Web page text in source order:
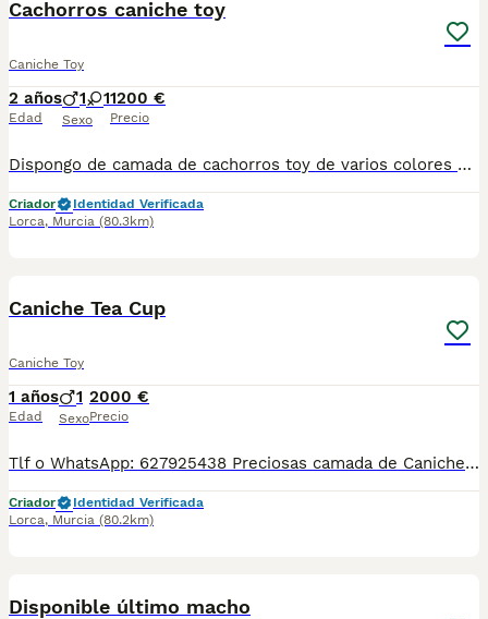
Cachorros caniche toy
Caniche Toy
2 años
Edad
1 1
Sexo
1200 €
Precio
Dispongo de camada de cachorros toy de varios colores y tamaño, soy criador profesional, se entregan con toda documentacion al día y garantía, Para mas información me pueden contactar al tlf 627925438
Criador
Identidad Verificada
Lorca, Murcia (80.3km)
Caniche Tea Cup
Caniche Toy
1 años
Edad
1
Sexo
2000 €
Precio
Tlf o WhatsApp: 627925438 Preciosas camada de Caniche Toy, se entregan con minimo de dos meses y medio de edad y sus vacunas correspondientes, desparasitados interna y externamente, pasaporte y microchip, contrato de compra y garantia de salud. preferiblemente recogida en mano pero también podemos entregar en toda España mediante transporte de alta calidad preparado para animales y con chofer particular con posibilidad de pago contra reembolso Llámanos o háblanos por whats app.
Criador
Identidad Verificada
Lorca, Murcia (80.2km)
Disponible último macho